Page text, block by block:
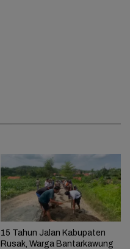
15 Tahun Jalan Kabupaten
Rusak, Warga Bantarkawung